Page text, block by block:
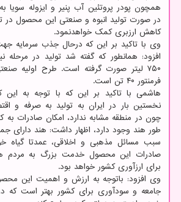
همچون پودر پروتئین آب پنیر و ایزوله سویا
در صورت تولید انبوه و صنعتی این محصول در
کاهش ارزبری کمک خواهدنمود.
وی با تاکید بر این که درحال جذب سرمایه
افزود: همانطور که گفته شد تولید در مرحله
۷۵۰ لیتر صورت گرفته است. طرح اولیه
فرمنتور ۴۰ تن است.
هاشمی با تاکید بر این که با توجه به
نخستین بار در ایران به تولید به صرفه و
چون در منطقه مشابه ندارد، امکان صادرات
طور هند وجود دارد، اظهار داشت: هند دارای
سبب مسائل مذهبی و اخلاقی، عمدتا گیاه
صادرات این محصول خدمت بزرگ به
برای ارزآوری کشور خواهد بود.
وی افزود: باتوجه به ارزش و اهمیت این
جامعه و سودآوری برای کشور بهتر است که